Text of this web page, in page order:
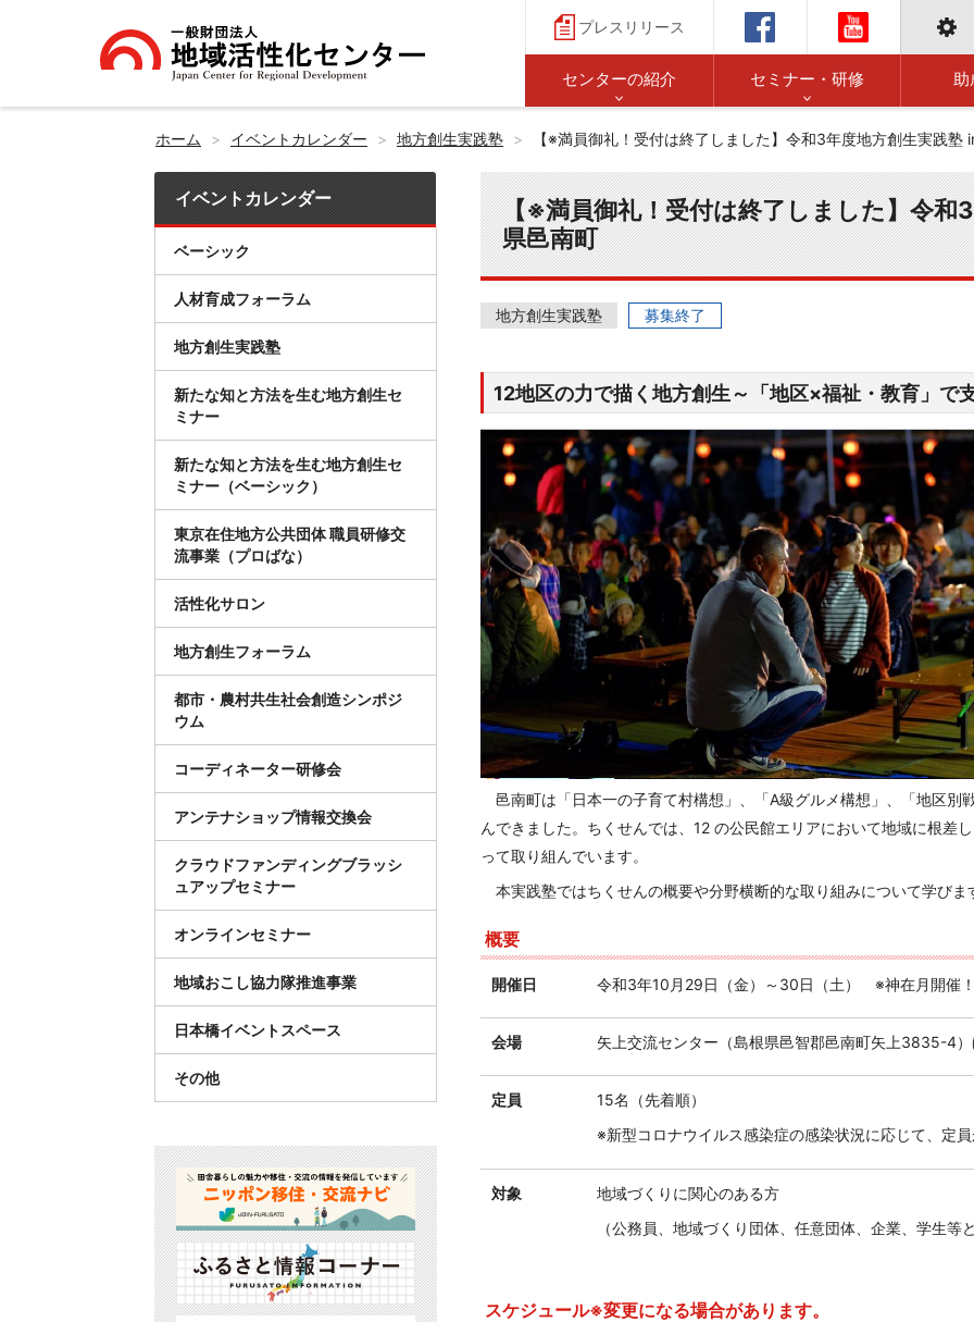
プレスリリース
センターの紹介 セミナー・研修 助
ホーム イベントカレンダー 地方創生実践塾 【※満員御礼！受付は終了しました】令和3年度地方創生実践塾
【※満員御礼！受付は終了しました】令和
県邑南町
地方創生実践塾 募集終了
12地区の力で描く地方創生～「地区×福祉・教育」で
邑南町は「日本一の子育て村構想」、「A級グルメ構想」、「地区別
んできました。ちくせんでは、12 の公民館エリアにおいて地域に根差
って取り組んでいます。
本実践塾ではちくせんの概要や分野横断的な取り組みについて学びま
概要
開催日 令和3年10月29日（金）～30日（土） ※神在月開催
会場 矢上交流センター（島根県邑智郡邑南町矢上3835-4
定員 15名
（先着順）
※新型コロナウイルス感染症の感染状況に応じて、定
対象
地域づくりに関心のある方
（公務員、地域づくり団体、任意団体、企業、学生等
スケジュール※変更になる場合があります。
イベントカレンダー
ベーシック
人材育成フォーラム
地方創生実践塾
新たな知と方法を生む地方創生セ
ミナー
新たな知と方法を生む地方創生セ
ミナー（ベーシック）
東京在住地方公共団体 職員研修交
流事業（プロばな）
活性化サロン
地方創生フォーラム
都市・農村共生社会創造シンポジ
ウム
コーディネーター研修会
アンテナショップ情報交換会
クラウドファンディングブラッシ
ュアップセミナー
オンラインセミナー
地域おこし協力隊推進事業
日本橋イベントスペース
その他